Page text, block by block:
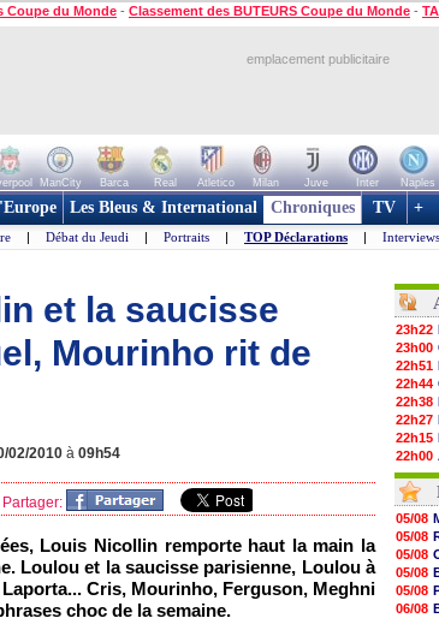
Coupe du Monde - Classement des BUTEURS Coupe du Monde -
emplacement publicitaire
ManCity Barca Real Atletico Milan Juve Inter Naples
Les Bleus & International Chroniques TV +
| Débat du Jeudi | Portraits | TOP Déclarations | Interviews
et la saucisse
Mourinho rit de
02/2010 à 09h54
Partager:
Louis Nicollin remporte haut la main la
Loulou et la saucisse parisienne, Loulou à
Cris, Mourinho, Ferguson, Meghni
choc de la semaine.
23h22
23h00
22h51
22h44
22h38
22h27
22h15
22h00
21h48
21h39
21h26
21h05
20h47
20h30
20h18
20h04
19h47
05/08
05/08
05/08
05/08
05/08
06/08